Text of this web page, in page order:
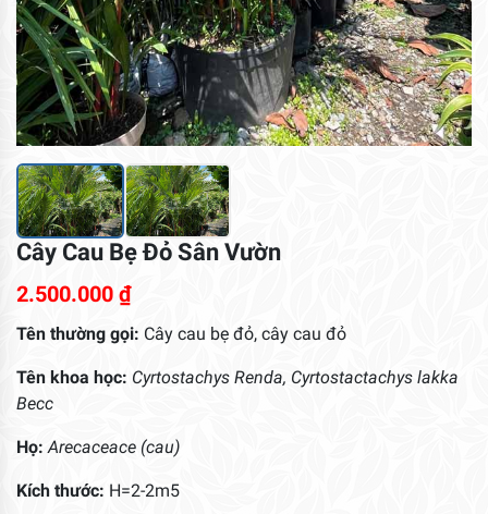
Cây Cau Bẹ Đỏ Sân Vườn
2.500.000 ₫
Tên thường gọi: Cây cau bẹ đỏ, cây cau đỏ
Tên khoa học: Cyrtostachys Renda, Cyrtostactachys lakka
Becc
Họ: Arecaceace (cau)
Kích thước: H=2-2m5